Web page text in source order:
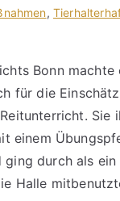
,
Bonn machte
für die
Sie
einem
ging durch als
Halle